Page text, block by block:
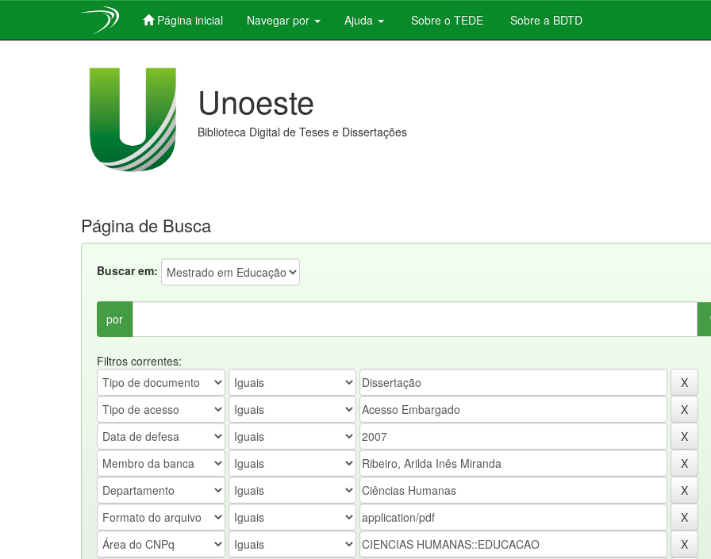
Página inicial Navegar por Ajuda Sobre o TEDE Sobre a BDTD
Unoeste
Biblioteca Digital de Teses e Dissertações
Página de Busca
Buscar em:
por
Filtros correntes: